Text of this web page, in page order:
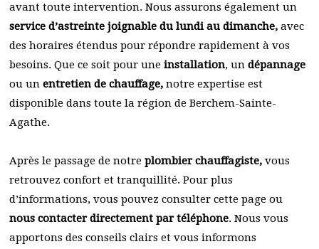
avant toute intervention. Nous assurons également un
service d’astreinte joignable du lundi au dimanche, avec
des horaires étendus pour répondre rapidement à vos
besoins. Que ce soit pour une installation, un dépannage
ou un entretien de chauffage, notre expertise est
disponible dans toute la région de Berchem-Sainte-
Agathe.
Après le passage de notre plombier chauffagiste, vous
retrouvez confort et tranquillité. Pour plus
d’informations, vous pouvez consulter cette page ou
nous contacter directement par téléphone. Nous vous
apportons des conseils clairs et vous informons